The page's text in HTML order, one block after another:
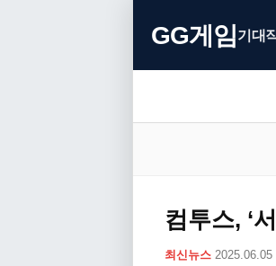
GG게임기대
컴투스, ‘
최신뉴스 2025.06.05